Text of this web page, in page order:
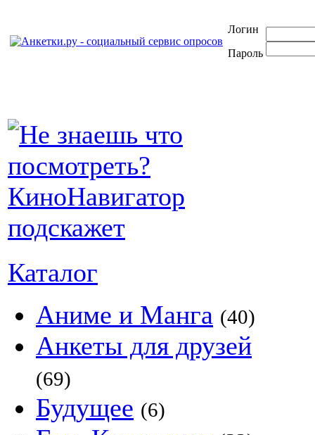
Логин
Пароль
Каталог
Аниме и Манга (40)
Анкеты для друзей
(69)
Будущее (6)